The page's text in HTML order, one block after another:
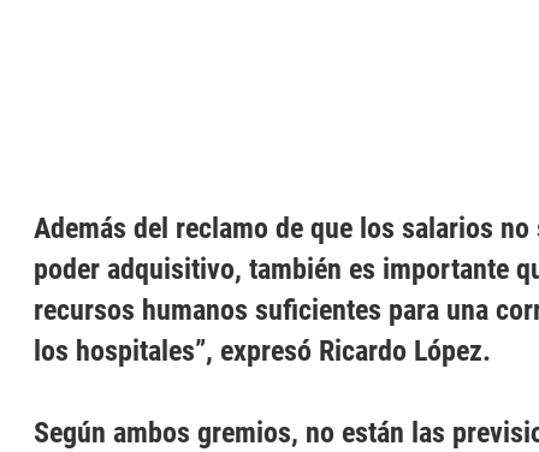
Además del reclamo de que los salarios
poder adquisitivo, también es importante
recursos humanos suficientes para una
los hospitales”, expresó Ricardo López.
Según ambos gremios, no están las